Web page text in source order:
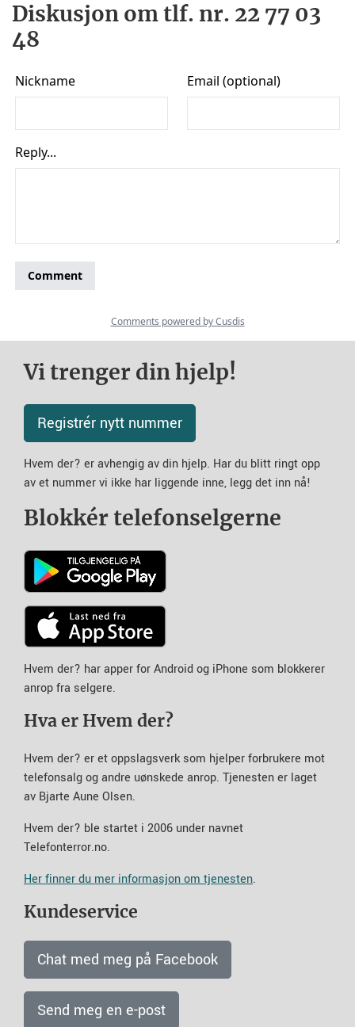
Diskusjon om tlf. nr. 22 77 03
48
Vi trenger din hjelp!
Registrér nytt nummer
Hvem der? er avhengig av din hjelp. Har du blitt ringt opp
av et nummer vi ikke har liggende inne, legg det inn nå!
Blokkér telefonselgerne
Hvem der? har apper for Android og iPhone som blokkerer
anrop fra selgere.
Hva er Hvem der?
Hvem der? er et oppslagsverk som hjelper forbrukere mot
telefonsalg og andre uønskede anrop. Tjenesten er laget
av Bjarte Aune Olsen.
Hvem der? ble startet i 2006 under navnet
Telefonterror.no.
Her finner du mer informasjon om tjenesten.
Kundeservice
Chat med meg på Facebook
Send meg en e-post